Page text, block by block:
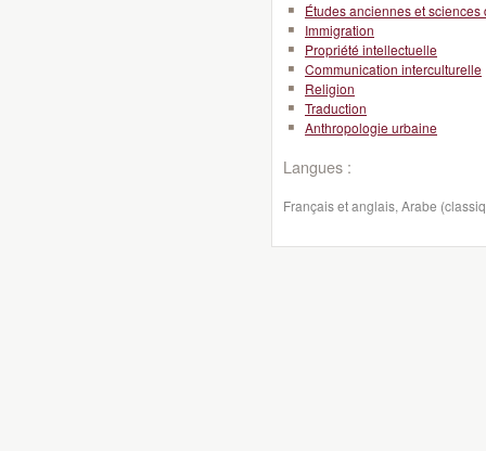
Études anciennes et
Immigration
Propriété intellectuelle
Communication interculturelle
Religion
Traduction
Anthropologie urbaine
Langues :
Français et anglais, Arabe